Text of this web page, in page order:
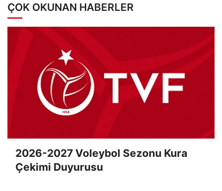
ÇOK OKUNAN HABERLER
2026-2027 Voleybol Sezonu Kura
Çekimi Duyurusu